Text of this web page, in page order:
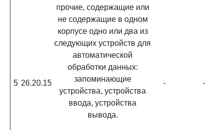
5 26.20.15
прочие, содержащие или
не содержащие в одном
корпусе одно или два из
следующих устройств для
автоматической
обработки данных:
запоминающие
устройства, устройства
ввода, устройства
вывода.
- -